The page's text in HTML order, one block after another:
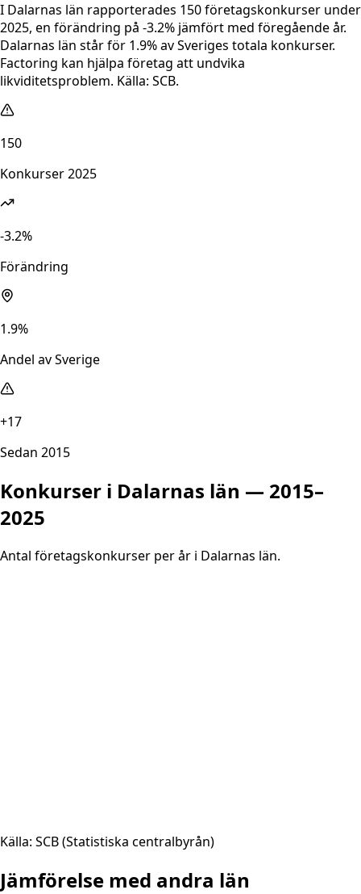
I Dalarnas län rapporterades 150 företagskonkurser under
2025, en förändring på -3.2% jämfört med föregående år.
Dalarnas län står för 1.9% av Sveriges totala konkurser.
Factoring kan hjälpa företag att undvika
likviditetsproblem. Källa: SCB.
150
Konkurser 2025
-3.2%
Förändring
1.9%
Andel av Sverige
+17
Sedan 2015
Konkurser i Dalarnas län — 2015–
2025
Antal företagskonkurser per år i Dalarnas län.
Källa: SCB (Statistiska centralbyrån)
Jämförelse med andra län